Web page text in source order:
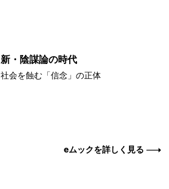
新・陰謀論の時代
社会を蝕む「信念」の正体
eムックを詳しく見る